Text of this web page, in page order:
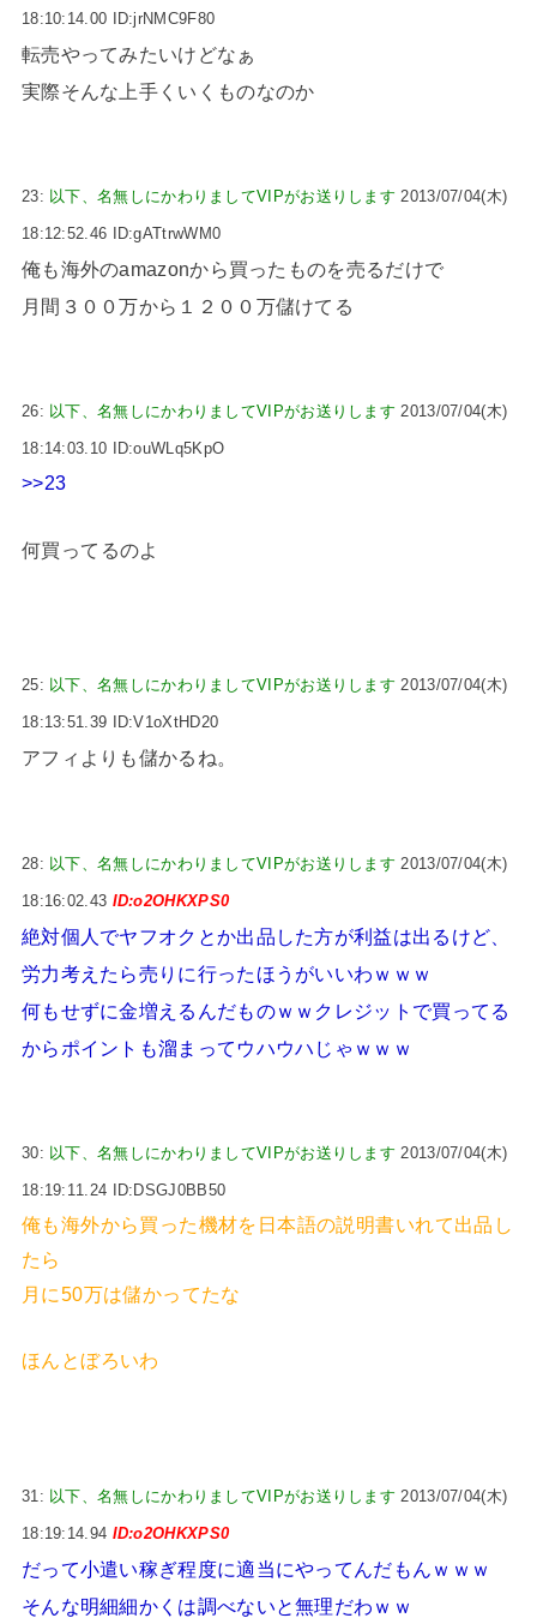
18:10:14.00 ID:jrNMC9F80
転売やってみたいけどなぁ
実際そんな上手くいくものなのか
23: 以下、名無しにかわりましてVIPがお送りします 2013/07/04(木)
18:12:52.46 ID:gATtrwWM0
俺も海外のamazonから買ったものを売るだけで
月間３００万から１２００万儲けてる
26: 以下、名無しにかわりましてVIPがお送りします 2013/07/04(木)
18:14:03.10 ID:ouWLq5KpO
>>23
何買ってるのよ
25: 以下、名無しにかわりましてVIPがお送りします 2013/07/04(木)
18:13:51.39 ID:V1oXtHD20
アフィよりも儲かるね。
28: 以下、名無しにかわりましてVIPがお送りします 2013/07/04(木)
18:16:02.43 ID:o2OHKXPS0
絶対個人でヤフオクとか出品した方が利益は出るけど、
労力考えたら売りに行ったほうがいいわｗｗｗ
何もせずに金増えるんだものｗｗクレジットで買ってる
からポイントも溜まってウハウハじゃｗｗｗ
30: 以下、名無しにかわりましてVIPがお送りします 2013/07/04(木)
18:19:11.24 ID:DSGJ0BB50
俺も海外から買った機材を日本語の説明書いれて出品し
たら
月に50万は儲かってたな
ほんとぼろいわ
31: 以下、名無しにかわりましてVIPがお送りします 2013/07/04(木)
18:19:14.94 ID:o2OHKXPS0
だって小遣い稼ぎ程度に適当にやってんだもんｗｗｗ
そんな明細細かくは調べないと無理だわｗｗ